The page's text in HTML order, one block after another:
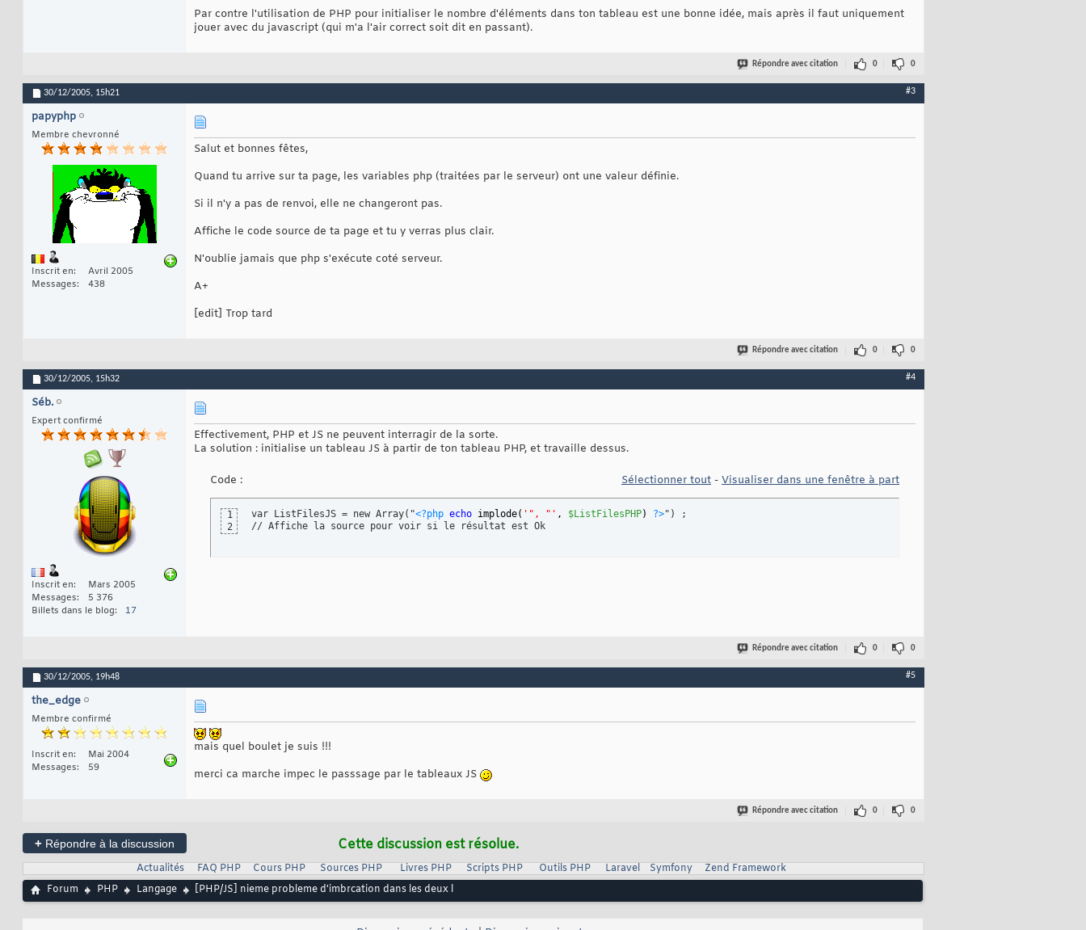
Par contre l'utilisation de PHP pour initialiser le nombre d'éléments dans ton tableau est une bonne idée, mais après il faut uniquement
jouer avec du javascript (qui m'a l'air correct soit dit en passant).
Répondre avec citation 0 0
30/12/2005, 15h21 #3
papyphp
Membre chevronné
Inscrit en
Avril 2005
Messages
438
Salut et bonnes fêtes,
Quand tu arrive sur ta page, les variables php (traitées par le serveur) ont une valeur définie.
Si il n'y a pas de renvoi, elle ne changeront pas.
Affiche le code source de ta page et tu y verras plus clair.
N'oublie jamais que php s'exécute coté serveur.
A+
[edit] Trop tard
Répondre avec citation 0 0
30/12/2005, 15h32 #4
Séb.
Expert confirmé
Inscrit en
Mars 2005
Messages
5 376
Billets dans le blog
17
Effectivement, PHP et JS ne peuvent interragir de la sorte.
La solution : initialise un tableau JS à partir de ton tableau PHP, et travaille dessus.
Code : Sélectionner tout - Visualiser dans une fenêtre à part
1
2
var ListFilesJS = new Array("<?php echo implode( '", "' , $ListFilesPHP) ?>") ;
// Affiche la source pour voir si le résultat est Ok
Répondre avec citation 0 0
30/12/2005, 19h48 #5
the_edge
Membre confirmé
Inscrit en
Mai 2004
Messages
59
mais quel boulet je suis !!!
merci ca marche impec le passsage par le tableaux JS
Répondre avec citation 0 0
+ Répondre à la discussion Cette discussion est résolue.
Actualités FAQ PHP Cours PHP Sources PHP Livres PHP Scripts PHP Outils PHP Laravel Symfony
Zend Framework
Forum
PHP Langage [PHP/JS] nieme probleme d'imbrcation dans les deux l